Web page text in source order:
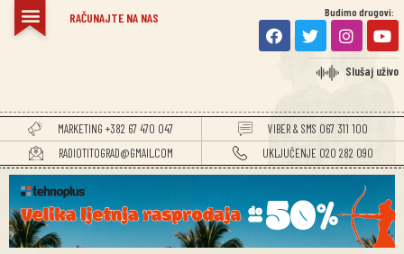
RAČUNAJTE NA NAS Budimo drugovi:
Slušaj uživo
MARKETING +382 67 470 047
VIBER & SMS 067 311 100
RADIOTITOGRAD@GMAIL.COM
UKLJUČENJE 020 282 090